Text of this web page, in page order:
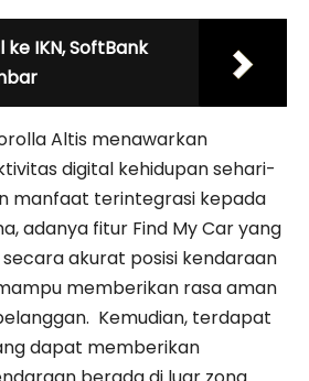
ke IKN, SoftBank
Altis menawarkan
digital kehidupan sehari-
manfaat terintegrasi kepada
adanya fitur Find My Car yang
akurat posisi kendaraan
memberikan rasa aman
Kemudian, terdapat
dapat memberikan